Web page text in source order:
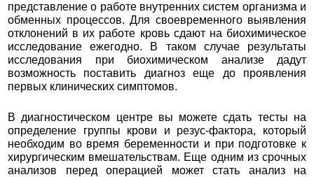
представление о работе внутренних систем организма и
обменных процессов. Для своевременного выявления
отклонений в их работе кровь сдают на биохимическое
исследование ежегодно. В таком случае результаты
исследования при биохимическом анализе дадут
возможность поставить диагноз еще до проявления
первых клинических симптомов.
В диагностическом центре вы можете сдать тесты на
определение группы крови и резус-фактора, который
необходим во время беременности и при подготовке к
хирургическим вмешательствам. Еще одним из срочных
анализов перед операцией может стать анализ на